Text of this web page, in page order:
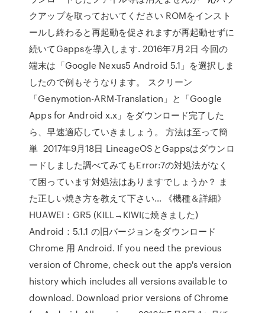
クアップを取っておいてください ROMをインスト
ールし終わると再起動を促されますが再起動せずに
続いてGappsを導入します. 2016年7月2日 今回の
端末は「Google Nexus5 Android 5.1」を選択しま
したので例もそうなります。 スクリーン
「Genymotion-ARM-Translation」と「Google
Apps for Android x.x」をダウンロード完了した
ら、早速適応していきましょう。 方法は至って簡
単 2017年9月18日 LineageOSとGappsはダウンロ
ードしました調べてみてもError:7の対処法がなく
て困っています対処法はありますでしょうか？ ま
た正しい焼き方を教えて下さい… 《機種＆詳細》
HUAWEI：GR5 (KILL→KIWIに焼きました)
Android：5.1.1 の旧バージョンをダウンロード
Chrome 用 Android. If you need the previous
version of Chrome, check out the app's version
history which includes all versions available to
download. Download prior versions of Chrome